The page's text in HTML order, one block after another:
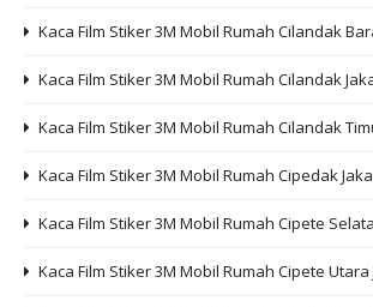
Kaca Film Stiker 3M Mobil Rumah Cilandak
Kaca Film Stiker 3M Mobil Rumah Cilandak
Kaca Film Stiker 3M Mobil Rumah Cilandak
Kaca Film Stiker 3M Mobil Rumah Cipedak
Kaca Film Stiker 3M Mobil Rumah Cipete
Kaca Film Stiker 3M Mobil Rumah Cipete